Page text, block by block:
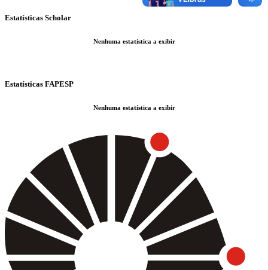
Estatísticas Scholar
Nenhuma estatística a exibir
Estatísticas FAPESP
Nenhuma estatística a exibir